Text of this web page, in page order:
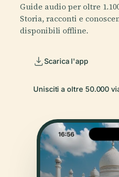
Guide audio per oltre
Storia, racconti e
disponibili offline.
Scarica l'app
Unisciti a oltre 50.000